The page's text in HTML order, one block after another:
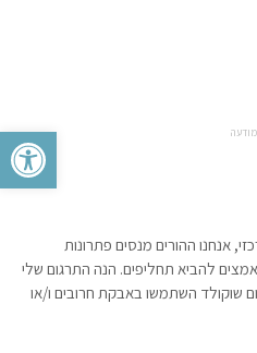
פתח מודעה
אנחנו ההורים מנסים פתרונות
להביא תחליפים. הנה התרגום שלי
שוקולד השתמשו באבקת חרובים ו/או